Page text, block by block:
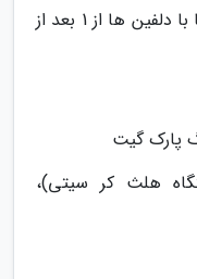
دوشنبه تا شنبه 6 بعدازظهر. شنا با دلفین ها از 1 بعد از
پارک گیت
هلث کر سیتی)،